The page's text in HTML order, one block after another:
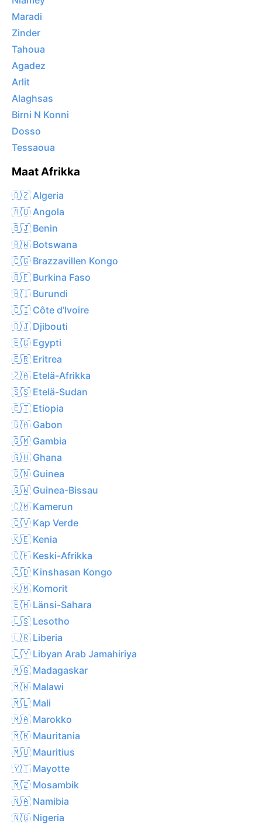
Maradi
Zinder
Tahoua
Agadez
Arlit
Alaghsas
Birni N Konni
Dosso
Tessaoua
Maat Afrikka
🇩🇿 Algeria
🇦🇴 Angola
🇧🇯 Benin
🇧🇼 Botswana
🇨🇬 Brazzavillen Kongo
🇧🇫 Burkina Faso
🇧🇮 Burundi
🇨🇮 Côte d’Ivoire
🇩🇯 Djibouti
🇪🇬 Egypti
🇪🇷 Eritrea
🇿🇦 Etelä-Afrikka
🇸🇸 Etelä-Sudan
🇪🇹 Etiopia
🇬🇦 Gabon
🇬🇲 Gambia
🇬🇭 Ghana
🇬🇳 Guinea
🇬🇼 Guinea-Bissau
🇨🇲 Kamerun
🇨🇻 Kap Verde
🇰🇪 Kenia
🇨🇫 Keski-Afrikka
🇨🇩 Kinshasan Kongo
🇰🇲 Komorit
🇪🇭 Länsi-Sahara
🇱🇸 Lesotho
🇱🇷 Liberia
🇱🇾 Libyan Arab Jamahiriya
🇲🇬 Madagaskar
🇲🇼 Malawi
🇲🇱 Mali
🇲🇦 Marokko
🇲🇷 Mauritania
🇲🇺 Mauritius
🇾🇹 Mayotte
🇲🇿 Mosambik
🇳🇦 Namibia
🇳🇬 Nigeria